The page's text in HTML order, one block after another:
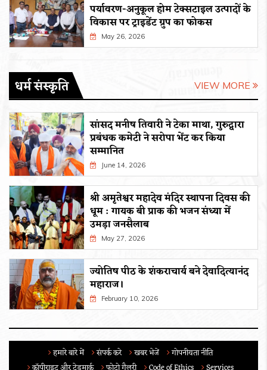
पर्यावरण-अनुकूल होम टेक्सटाइल उत्पादों के
विकास पर ट्राइडेंट ग्रुप का फोकस
May 26, 2026
धर्म संस्कृति VIEW MORE
सांसद मनीष तिवारी ने टेका माथा, गुरुद्वारा
प्रबंधक कमेटी ने सरोपा भेंट कर किया
सम्मानित
June 14, 2026
श्री अमृतेश्वर महादेव मंदिर स्थापना दिवस की
धूम : गायक बी प्राक की भजन संध्या में
उमड़ा जनसैलाब
May 27, 2026
ज्योतिष पीठ के शंकराचार्य बने देवादित्यानंद
महाराज।
February 10, 2026
हमारे बारे में संपर्क करे खबर भेजें
गोपनीयता नीति